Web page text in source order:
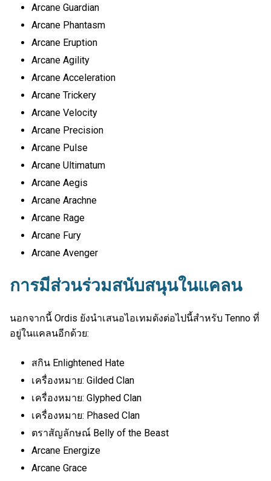
Arcane Guardian
Arcane Phantasm
Arcane Eruption
Arcane Agility
Arcane Acceleration
Arcane Trickery
Arcane Velocity
Arcane Precision
Arcane Pulse
Arcane Ultimatum
Arcane Aegis
Arcane Arachne
Arcane Rage
Arcane Fury
Arcane Avenger
การมีส่วนร่วมสนับสนุนในแคลน
นอกจากนี้ Ordis ยังนำเสนอไอเทมดังต่อไปนี้สำหรับ Tenno ที่
อยู่ในแคลนอีกด้วย:
สกิน Enlightened Hate
เครื่องหมาย: Gilded Clan
เครื่องหมาย: Glyphed Clan
เครื่องหมาย: Phased Clan
ตราสัญลักษณ์ Belly of the Beast
Arcane Energize
Arcane Grace